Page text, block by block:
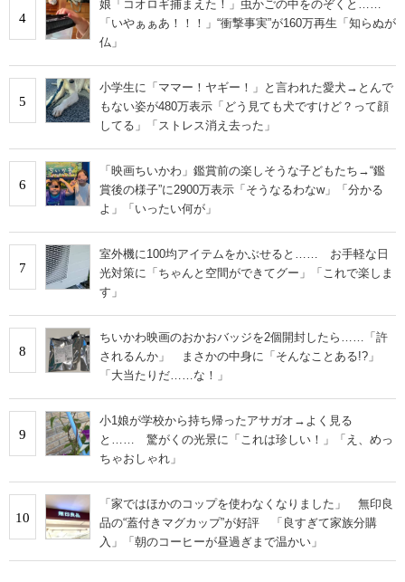
4
娘「コオロギ捕まえた！」虫かごの中をのぞくと……
「いやぁぁあ！！！」“衝撃事実”が160万再生「知らぬが
仏」
5
小学生に「ママー！ヤギー！」と言われた愛犬→とんで
もない姿が480万表示「どう見ても犬ですけど？って顔
してる」「ストレス消え去った」
6
「映画ちいかわ」鑑賞前の楽しそうな子どもたち→“鑑
賞後の様子”に2900万表示「そうなるわなw」「分かる
よ」「いったい何が」
7
室外機に100均アイテムをかぶせると…… お手軽な日
光対策に「ちゃんと空間ができてグー」「これで楽しま
す」
8
ちいかわ映画のおかおバッジを2個開封したら……「許
されるんか」 まさかの中身に「そんなことある!?」
「大当たりだ……な！」
9
小1娘が学校から持ち帰ったアサガオ→よく見る
と…… 驚がくの光景に「これは珍しい！」「え、めっ
ちゃおしゃれ」
10
「家ではほかのコップを使わなくなりました」 無印良
品の“蓋付きマグカップ”が好評 「良すぎて家族分購
入」「朝のコーヒーが昼過ぎまで温かい」